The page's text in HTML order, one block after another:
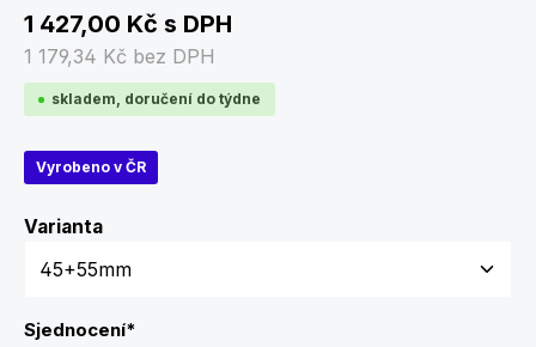
1 427,00 Kč s DPH
1 179,34 Kč bez DPH
skladem, doručení do týdne
Vyrobeno v ČR
VariantaZvolte variantu
Sjednocení*